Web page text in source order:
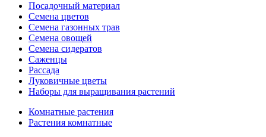
Посадочный материал
Семена цветов
Семена газонных трав
Семена овощей
Семена сидератов
Саженцы
Рассада
Луковичные цветы
Наборы для выращивания растений
Комнатные растения
Растения комнатные